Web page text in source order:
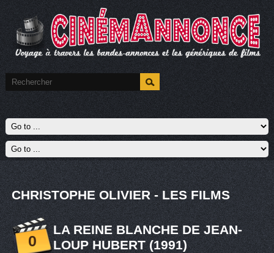
CHRISTOPHE OLIVIER - LES FILMS
0
LA REINE BLANCHE DE JEAN-
LOUP HUBERT (1991)